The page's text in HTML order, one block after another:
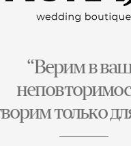
“Верим в
только